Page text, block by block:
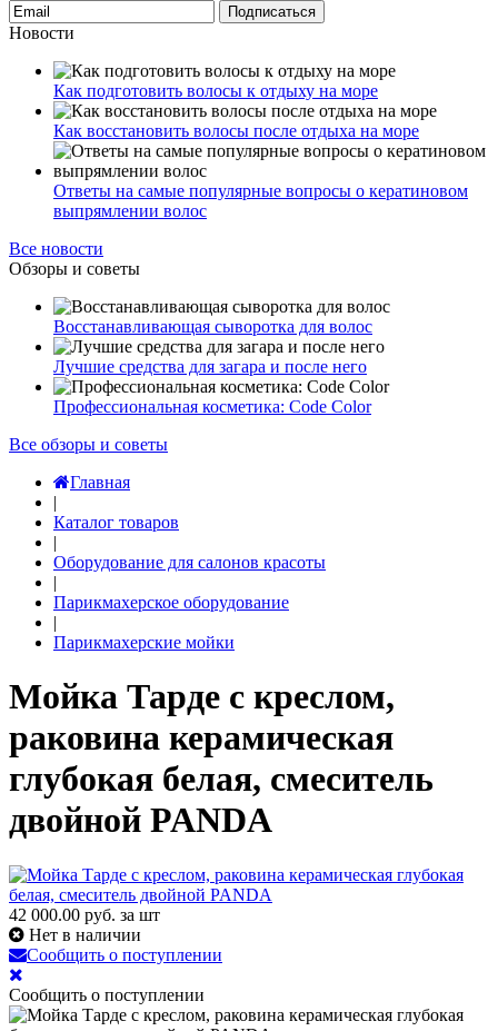
Подписаться
Новости
Как подготовить волосы к отдыху на море
Как восстановить волосы после отдыха на море
Ответы на самые популярные вопросы о кератиновом
выпрямлении волос
Все новости
Обзоры и советы
Восстанавливающая сыворотка для волос
Лучшие средства для загара и после него
Профессиональная косметика: Code Color
Все обзоры и советы
Главная
|
Каталог товаров
|
Оборудование для салонов красоты
|
Парикмахерское оборудование
|
Парикмахерские мойки
Мойка Тарде с креслом,
раковина керамическая
глубокая белая, смеситель
двойной PANDA
42 000.00 руб. за шт
Нет в наличии
Сообщить о поступлении
Сообщить о поступлении